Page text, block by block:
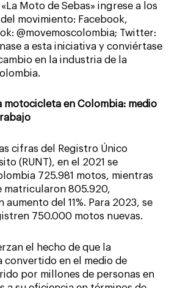
Moto de Sebas» ingrese a los
movimiento: Facebook,
@movemoscolombia; Twitter:
a esta iniciativa y conviértase
en la industria de la
motocicleta en Colombia: medio
cifras del Registro Único
(RUNT), en el 2021 se
725.981 motos, mientras
matricularon 805.920,
del 11%. Para 2023, se
750.000 motos nuevas.
el hecho de que la
convertido en el medio de
por millones de personas en